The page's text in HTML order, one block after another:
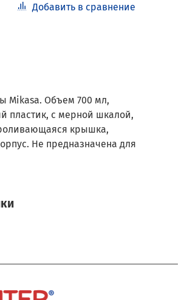
Добавить в сравнение
Mikasa. Объем 700 мл,
пластик, с мерной шкалой,
крышка,
Не предназначена для